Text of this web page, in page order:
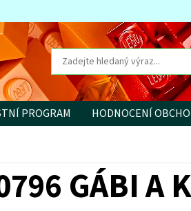
PROGRAM
HODNOCENÍ
GÁBI A